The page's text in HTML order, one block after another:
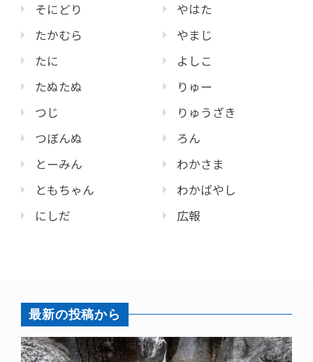
そにどり
たかむら
たに
たぬたぬ
つじ
つぼんぬ
とーみん
ともちゃん
にしだ
やはた
やまじ
よしこ
りゅー
りゅうざき
ろん
わかさま
わかばやし
広報
最新の投稿から